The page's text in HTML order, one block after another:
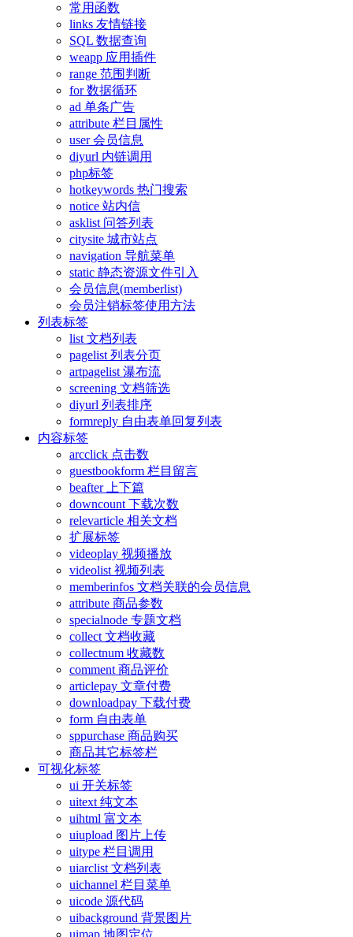
常用函数
links 友情链接
SQL 数据查询
weapp 应用插件
range 范围判断
for 数据循环
ad 单条广告
attribute 栏目属性
user 会员信息
diyurl 内链调用
php标签
hotkeywords 热门搜索
notice 站内信
asklist 问答列表
citysite 城市站点
navigation 导航菜单
static 静态资源文件引入
会员信息(memberlist)
会员注销标签使用方法
列表标签
list 文档列表
pagelist 列表分页
artpagelist 瀑布流
screening 文档筛选
diyurl 列表排序
formreply 自由表单回复列表
内容标签
arcclick 点击数
guestbookform 栏目留言
beafter 上下篇
downcount 下载次数
relevarticle 相关文档
扩展标签
videoplay 视频播放
videolist 视频列表
memberinfos 文档关联的会员信息
attribute 商品参数
specialnode 专题文档
collect 文档收藏
collectnum 收藏数
comment 商品评价
articlepay 文章付费
downloadpay 下载付费
form 自由表单
sppurchase 商品购买
商品其它标签栏
可视化标签
ui 开关标签
uitext 纯文本
uihtml 富文本
uiupload 图片上传
uitype 栏目调用
uiarclist 文档列表
uichannel 栏目菜单
uicode 源代码
uibackground 背景图片
uimap 地图定位